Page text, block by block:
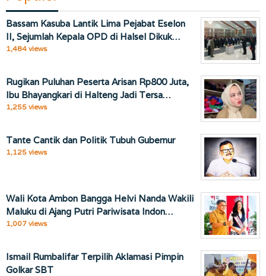
Bassam Kasuba Lantik Lima Pejabat Eselon
II, Sejumlah Kepala OPD di Halsel Dikuk…
1,484 views
Rugikan Puluhan Peserta Arisan Rp800 Juta,
Ibu Bhayangkari di Halteng Jadi Tersa…
1,255 views
Tante Cantik dan Politik Tubuh Gubernur
1,125 views
Wali Kota Ambon Bangga Helvi Nanda Wakili
Maluku di Ajang Putri Pariwisata Indon…
1,007 views
Ismail Rumbalifar Terpilih Aklamasi Pimpin
Golkar SBT